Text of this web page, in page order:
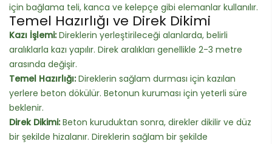
için bağlama teli, kanca ve kelepçe gibi elemanlar kullanılır.
Temel Hazırlığı ve Direk Dikimi
Kazı İşlemi:Direklerin yerleştirileceği alanlarda, belirli
aralıklarla kazı yapılır. Direk aralıkları genellikle 2-3 metre
arasında değişir.
Temel Hazırlığı:Direklerin sağlam durması için kazılan
yerlere beton dökülür. Betonun kuruması için yeterli süre
beklenir.
Direk Dikimi:Beton kuruduktan sonra, direkler dikilir ve düz
bir şekilde hizalanır. Direklerin sağlam bir şekilde